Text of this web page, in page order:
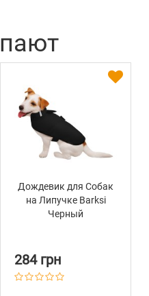
Дождевик для Собак
на Липучке Barksi
Черный
284 грн